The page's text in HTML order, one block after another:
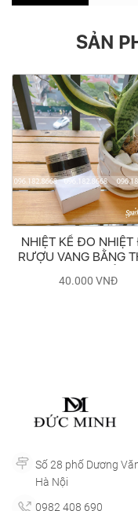
SẢN
NHIỆT KẾ ĐO NHIỆT
RƯỢU VANG BẰNG
40.000 VNĐ
Số 28 phố Dương
Hà Nội
0982 408 690